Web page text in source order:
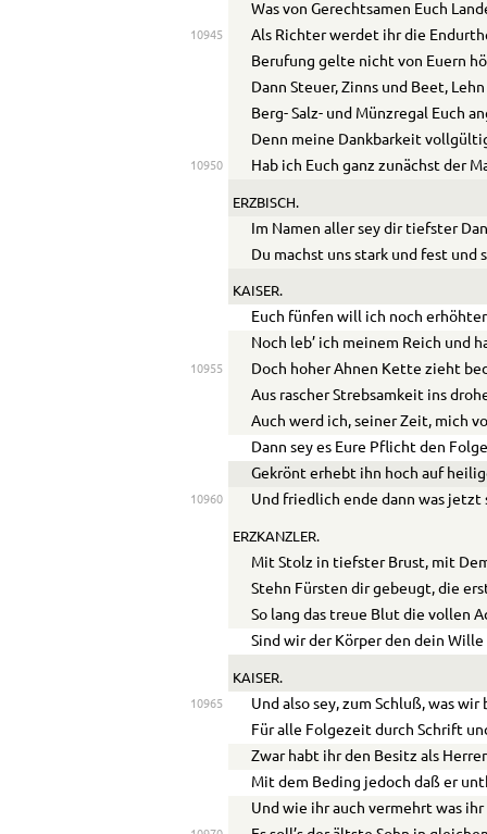
Was von Gerechtsamen Euch
10945
Als Richter werdet ihr die
Berufung gelte nicht von Euern
Dann Steuer, Zinns und Beet,
Berg- Salz- und Münzregal Euch
Denn meine Dankbarkeit
10950 Hab ich Euch ganz zunächst der
ERZBISCH.
Im Namen aller sey dir tiefster
Du machst unsstark und fest und
KAISER.
Euch fünfen will ich noch
Noch leb’ ich meinem Reich und
10955
Doch hoher Ahnen Kette zieht
Aus rascher Strebsamkeit ins
Auch werd ich, seiner Zeit, mich
Dann sey es Eure Pflicht den
Gekrönt erhebt ihn hoch auf
10960 Und friedlich ende dann was jetzt
ERZKANZLER.
Mit Stolz in tiefster Brust, mit
Stehn Fürsten dir gebeugt, die
So lang das treue Blut die vollen
Sind wir der Körper den dein
KAISER.
10965
Und also sey, zum Schluß, was
Für alle Folgezeit durch Schrift
Zwar habt ihr den Besitz als
Mit dem Beding jedoch daß er
Und wie ihr auch vermehrt was